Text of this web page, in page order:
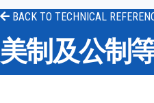
DESIGN TOOLS
BACK TO TECHNICAL
美制及公制